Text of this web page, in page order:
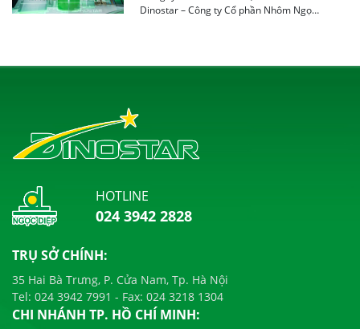
Dinostar – Công ty Cổ phần Nhôm Ngọc
HOTLINE
024 3942 2828
TRỤ SỞ CHÍNH:
35 Hai Bà Trưng, P. Cửa Nam, Tp. Hà Nội
Tel: 024 3942 7991 - Fax: 024 3218 1304
CHI NHÁNH TP. HỒ CHÍ MINH: